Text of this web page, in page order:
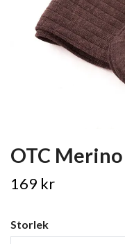
OTC
169 kr
Storlek